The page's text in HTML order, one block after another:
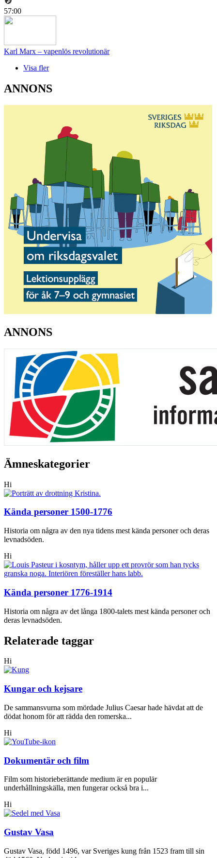
57:00
Karl Marx – vapenlös revolutionär
Visa fler
ANNONS
ANNONS
Ämneskategorier
Hi
Kända personer 1500-1776
Historia om några av den nya tidens mest kända personer och deras
levnadsöden.
Hi
Kända personer 1776-1914
Historia om några av det långa 1800-talets mest kända personer och
deras levnadsöden.
Relaterade taggar
Hi
Kungar och kejsare
De sammansvurna som mördade Julius Caesar hade hävdat att de
dödat honom för att rädda den romerska...
Hi
Dokumentär och film
Film som historieberättande medium är en populär
underhållningskälla, men fungerar också bra i...
Hi
Gustav Vasa
Gustav Vasa, född 1496, var Sveriges kung från 1523 fram till sin